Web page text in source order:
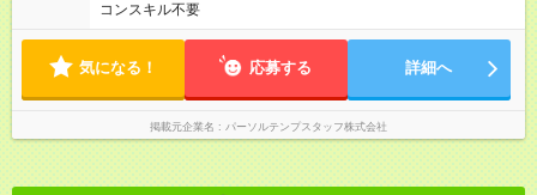
コンスキル不要
気になる！ 応募する 詳細へ
掲載元企業名 パーソルテンプスタッフ株式会社